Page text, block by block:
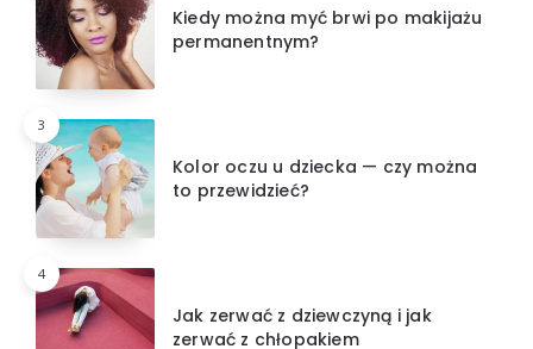
Kiedy można myć brwi po makijażu
permanentnym?
3
Kolor oczu u dziecka — czy można
to przewidzieć?
4
Jak zerwać z dziewczyną i jak
zerwać z chłopakiem